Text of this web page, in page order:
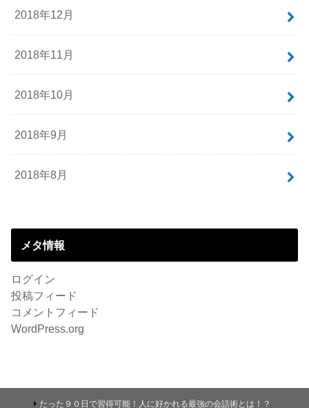
2018年12月
2018年11月
2018年10月
2018年9月
2018年8月
メタ情報
ログイン
投稿フィード
コメントフィード
WordPress.org
たった９０日で習得可能！人に好かれる最強の会話術とは！？